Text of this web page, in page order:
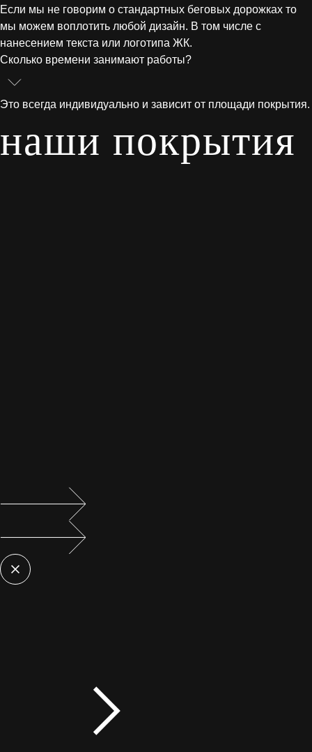
Если мы не говорим о стандартных беговых дорожках то
мы можем воплотить любой дизайн. В том числе с
нанесением текста или логотипа ЖК.
Сколько времени занимают работы?
Это всегда индивидуально и зависит от площади покрытия.
наши покрытия